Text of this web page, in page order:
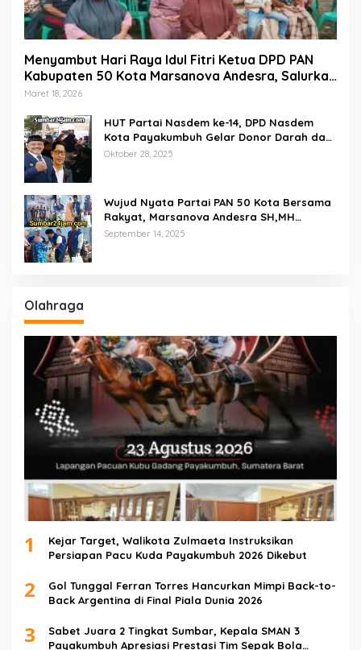
Menyambut Hari Raya Idul Fitri Ketua DPD PAN
Kabupaten 50 Kota Marsanova Andesra, Salurkan
Empat Ton Bantuan Beras Untuk Masyarakat
Maret 18, 2026
HUT Partai Nasdem ke-14, DPD Nasdem
Kota Payakumbuh Gelar Donor Darah dan
Pemeriksaan Kesehatan Gratis
Oktober 28, 2025
Wujud Nyata Partai PAN 50 Kota Bersama
Rakyat, Marsanova Andesra SH,MH
Salurkan 600 Karung Beras Untuk
September 14, 2025
Olahraga
1
Kejar Target, Walikota Zulmaeta Instruksikan
Persiapan Pacu Kuda Payakumbuh 2026 Dikebut
2
Gol Tunggal Ferran Torres Hancurkan Mimpi Back-to-
Back Argentina di Final Piala Dunia 2026
3
Sabet Juara 2 Tingkat Sumbar, Kepala SMAN 3
Payakumbuh Apresiasi Prestasi Tim Sepak Bola